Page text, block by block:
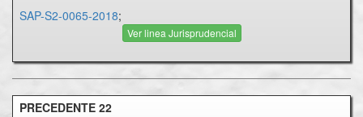
SAP-S2-0065-2018;
Ver linea Jurisprudencial
PRECEDENTE 22